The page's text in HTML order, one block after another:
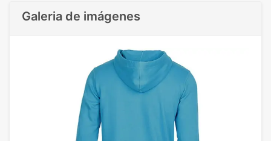
Galeria de imágenes